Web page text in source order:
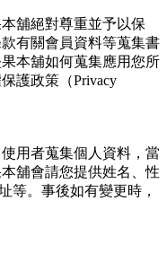
舖絕對尊重並予以保
有關會員資料等蒐集書
本舖如何蒐集應用您所
護政策（Privacy
用者蒐集個人資料，當
舖會請您提供姓名、性
等。事後如有變更時，